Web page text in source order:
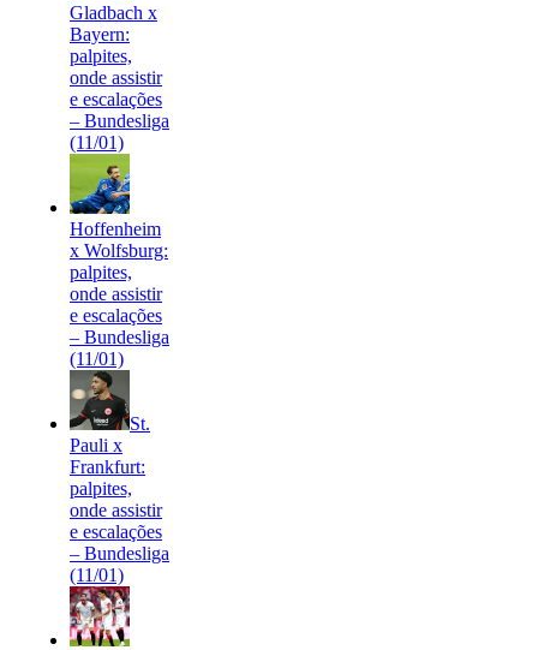
Gladbach x
Bayern:
palpites,
onde assistir
e escalações
– Bundesliga
(11/01)
Hoffenheim
x Wolfsburg:
palpites,
onde assistir
e escalações
– Bundesliga
(11/01)
St.
Pauli x
Frankfurt:
palpites,
onde assistir
e escalações
– Bundesliga
(11/01)